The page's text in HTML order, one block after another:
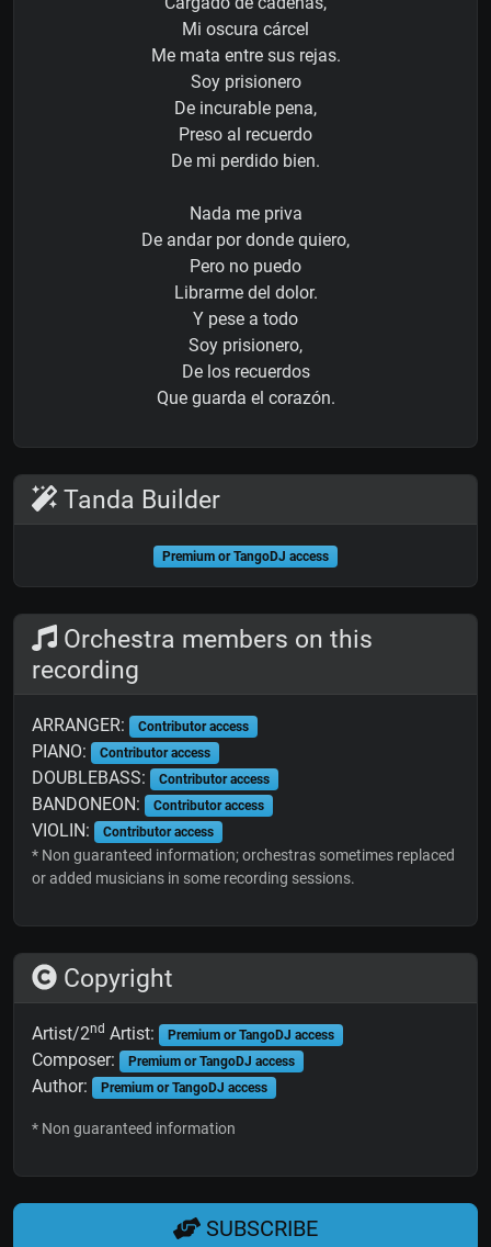
Mi oscura cárcel
Me mata entre sus rejas.
Soy prisionero
De incurable pena,
Preso al recuerdo
De mi perdido bien.
Nada me priva
De andar por donde quiero,
Pero no puedo
Librarme del dolor.
Y pese a todo
Soy prisionero,
De los recuerdos
Que guarda el corazón.
Tanda Builder
Premium or TangoDJ access
Orchestra members on this
recording
ARRANGER: Contributor access
PIANO: Contributor access
DOUBLEBASS: Contributor access
BANDONEON: Contributor access
VIOLIN: Contributor access
* Non guaranteed information; orchestras sometimes replaced
or added musicians in some recording sessions.
Copyright
Artist/2nd Artist: Premium or TangoDJ access
Composer: Premium or TangoDJ access
Author: Premium or TangoDJ access
* Non guaranteed information
SUBSCRIBE